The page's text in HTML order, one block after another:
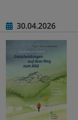
30.04.2026